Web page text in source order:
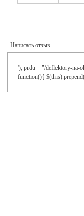
Написать отзыв
'), prdu = "/deflektory-na-
function(){